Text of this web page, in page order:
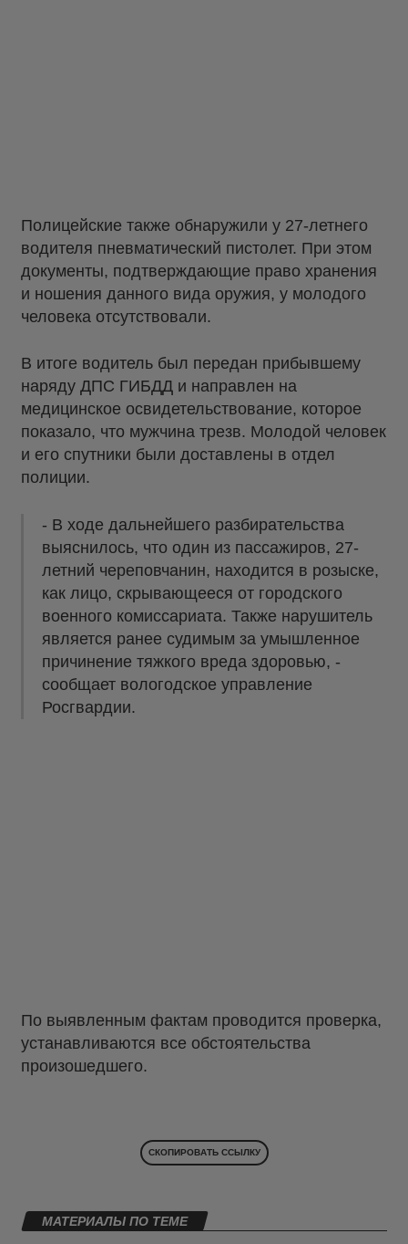
Полицейские также обнаружили у 27-летнего
водителя пневматический пистолет. При этом
документы, подтверждающие право хранения
и ношения данного вида оружия, у молодого
человека отсутствовали.
В итоге водитель был передан прибывшему
наряду ДПС ГИБДД и направлен на
медицинское освидетельствование, которое
показало, что мужчина трезв. Молодой человек
и его спутники были доставлены в отдел
полиции.
- В ходе дальнейшего разбирательства
выяснилось, что один из пассажиров, 27-
летний череповчанин, находится в розыске,
как лицо, скрывающееся от городского
военного комиссариата. Также нарушитель
является ранее судимым за умышленное
причинение тяжкого вреда здоровью, -
сообщает вологодское управление
Росгвардии.
По выявленным фактам проводится проверка,
устанавливаются все обстоятельства
произошедшего.
СКОПИРОВАТЬ ССЫЛКУ
МАТЕРИАЛЫ ПО ТЕМЕ